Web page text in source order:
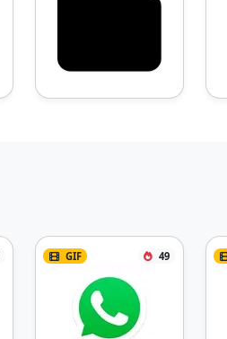
GIF 49